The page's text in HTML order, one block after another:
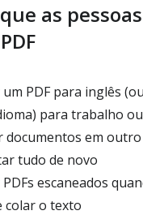
as
PDF para inglês
para trabalho
documentos em
tudo de novo
escaneados
colar o texto